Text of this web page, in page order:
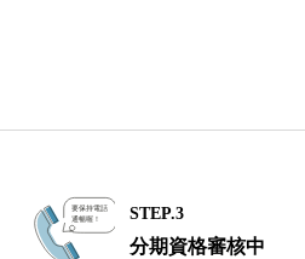
STEP.3
分期資格審核中